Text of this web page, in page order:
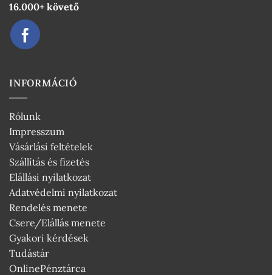
16.000+ követő
INFORMÁCIÓ
Rólunk
Impresszum
Vásárlási feltételek
Szállítás és fizetés
Elállási nyilatkozat
Adatvédelmi nyilatkozat
Rendelés menete
Csere/Elállás menete
Gyakori kérdések
Tudástár
OnlinePénztárca